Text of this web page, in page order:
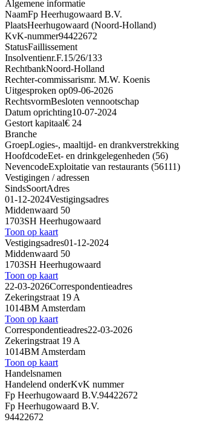
Algemene informatie
NaamFp Heerhugowaard B.V.
PlaatsHeerhugowaard (Noord-Holland)
KvK-nummer94422672
StatusFaillissement
Insolventienr.F.15/26/133
RechtbankNoord-Holland
Rechter-commissarismr. M.W. Koenis
Uitgesproken op09-06-2026
RechtsvormBesloten vennootschap
Datum oprichting10-07-2024
Gestort kapitaal€ 24
Branche
GroepLogies-, maaltijd- en drankverstrekking
HoofdcodeEet- en drinkgelegenheden (56)
NevencodeExploitatie van restaurants (56111)
Vestigingen / adressen
SindsSoortAdres
01-12-2024Vestigingsadres
Middenwaard 50
1703SH Heerhugowaard
Toon op kaart
Vestigingsadres01-12-2024
Middenwaard 50
1703SH Heerhugowaard
Toon op kaart
22-03-2026Correspondentieadres
Zekeringstraat 19 A
1014BM Amsterdam
Toon op kaart
Correspondentieadres22-03-2026
Zekeringstraat 19 A
1014BM Amsterdam
Toon op kaart
Handelsnamen
Handelend onderKvK nummer
Fp Heerhugowaard B.V.94422672
Fp Heerhugowaard B.V.
94422672